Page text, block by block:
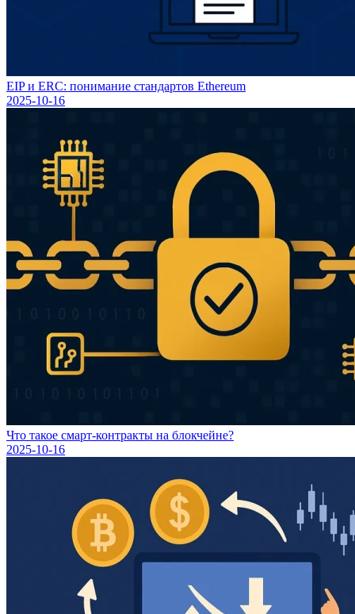
EIP и ERC: понимание стандартов Ethereum
2025-10-16
Что такое смарт-контракты на блокчейне?
2025-10-16